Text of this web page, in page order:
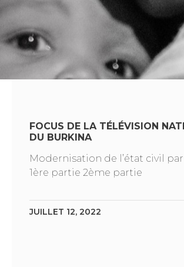
FOCUS DE LA TÉLÉVISION
DU BURKINA
Modernisation de l’état civil par
1ère partie 2ème partie
JUILLET 12, 2022